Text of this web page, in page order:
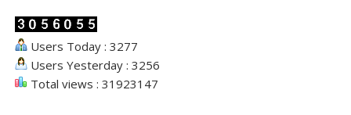
Users Today : 3277
Users Yesterday : 3256
Total views : 31923147